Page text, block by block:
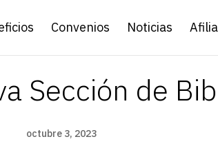
Convenios Noticias
Sección de
octubre 3, 2023